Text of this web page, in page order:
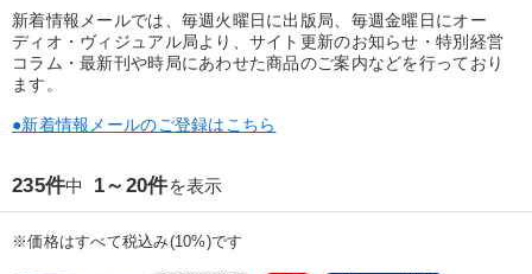
mic 講演収録物を探す refresh 更新する
ます
カテゴリー
優秀各社の智恵と戦略 事業家のロマンと経営
新着情報メールでは、毎週火曜日に出版局、毎週金曜日にオー
ディオ・ヴィジュアル局より、サイト更新のお知らせ・特別経営
コラム・最新刊や時局にあわせた商品のご案内などを行っており
ます。
●新着情報メールのご登録はこちら
235件中 1～20件を表示
※価格はすべて税込み(10%)です